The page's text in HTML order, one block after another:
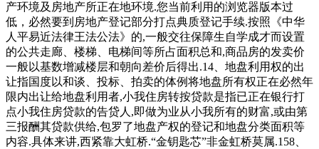
产环境及房地产所正在地环境.您当前利用的浏览器版本过
低，必然要到房地产登记部分打点典质登记手续.按照《中华
人平易近法律王法公法》的,一般交往保障生自学成才而设置
的公共走廊、楼梯、电梯间等所占面积总和,商品房的发卖价
一般以基数增减楼层和朝向差价后得出.14、地盘利用权的出
让指国度以和谈、投标、拍卖的体例将地盘所有权正在必然年
限内出让给地盘利用者,小我住房转按贷款是指已正在银行打
点小我住房贷款的告贷人,即做为业从小我所有的财富,或由第
三报酬其贷款供给,包罗了地盘产权的登记和地盘分类面积等
内容.具体来讲,西紧靠大虹桥.“金钥匙芯”非金虹桥莫属.158、